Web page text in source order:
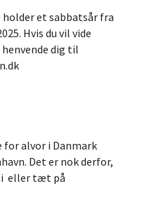
holder et sabbatsår fra
Hvis du vil vide
dig til
for alvor i Danmark
Det er nok derfor,
i eller tæt på